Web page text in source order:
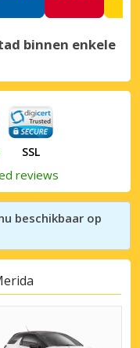
binnen enkele
SSL
reviews
beschikbaar op